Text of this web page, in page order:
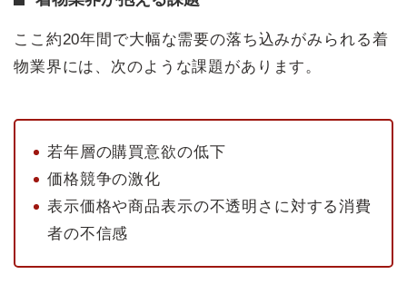
ここ約20年間で大幅な需要の落ち込みがみられる着
物業界には、次のような課題があります。
若年層の購買意欲の低下
価格競争の激化
表示価格や商品表示の不透明さに対する消費
者の不信感